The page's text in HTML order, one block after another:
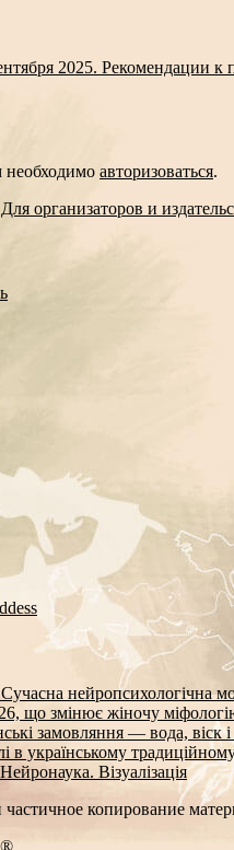
2025. Рекомендации к
необходимо авторизоваться.
Для организаторов и
нейропсихологічна
що змінює жіночу
замовляння — вода, віск
в українському
Візуалізація
копирование